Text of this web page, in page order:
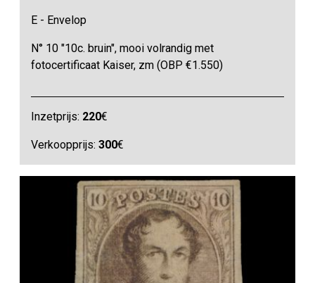
E - Envelop
N° 10 "10c. bruin", mooi volrandig met
fotocertificaat Kaiser, zm (OBP €1.550)
Inzetprijs: 220€
Verkoopprijs:300€